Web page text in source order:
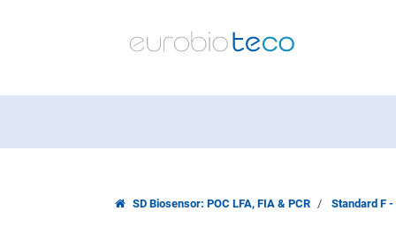
SD Biosensor: POC LFA, FIA & PCR Standard F -